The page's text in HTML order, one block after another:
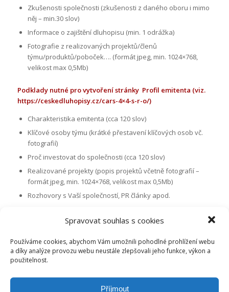
Spravovat souhlas s cookies
Používáme cookies, abychom Vám umožnili pohodlné prohlížení webu
a díky analýze provozu webu neustále zlepšovali jeho funkce, výkon a
použitelnost.
Příjmout
Zkušenosti společnosti (zkušenosti z daného oboru i mimo
něj – min.30 slov)
Informace o zajištění dluhopisu (min. 1 odrážka)
Fotografie z realizovaných projektů/členů
týmu/produktů/poboček…. (formát jpeg, min. 1024×768,
velikost max 0,5Mb)
Podklady nutné pro vytvoření stránky Profil emitenta (viz.
https://ceskedluhopisy.cz/cars-4×4-s-r-o/)
Charakteristika emitenta (cca 120 slov)
Klíčové osoby týmu (krátké přestavení klíčových osob vč.
fotografií)
Proč investovat do společnosti (cca 120 slov)
Realizované projekty (popis projektů včetně fotografií –
formát jpeg, min. 1024×768, velikost max 0,5Mb)
Rozhovory s Vaší společností, PR články apod.
Podklady nutné pro vytvoření aktuality z projektu
vydal, uskutečnil,…“
např:
dokoncil-kompletni-zatepleni-svych-domu-viva-life-